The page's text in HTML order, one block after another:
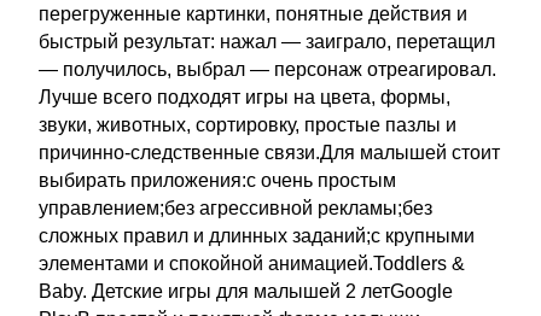
перегруженные картинки, понятные действия и
быстрый результат: нажал — заиграло, перетащил
— получилось, выбрал — персонаж отреагировал.
Лучше всего подходят игры на цвета, формы,
звуки, животных, сортировку, простые пазлы и
причинно-следственные связи.Для малышей стоит
выбирать приложения:с очень простым
управлением;без агрессивной рекламы;без
сложных правил и длинных заданий;с крупными
элементами и спокойной анимацией.Toddlers &
Baby. Детские игры для малышей 2 летGoogle